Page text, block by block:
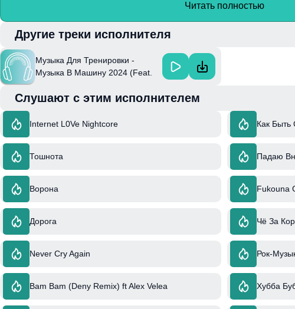
каждую новую работу свежей и актуальной. "Музыка Для Тренировки"
митапами и спортивными мероприятиями, что подчеркивает их
образа жизни.
Читать полностью
Другие треки исполнителя
Музыка Для Тренировки -
Музыка В Машину 2024 (Feat.
Hop New, Танцевальная
Ft Bass Boosted & New Music
Слушают с этим исполнителем
Internet L0Ve Nightcore Как Быть
Тошнота Падаю
Ворона Fukouna
Дорога Чё За
Never Cry Again Рок-
Bam Bam (Deny Remix) ft Alex Velea Хубба